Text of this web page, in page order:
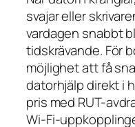
svajar eller
vardagen snabbt
tidskrävande. För
möjlighet att få
datorhjälp direkt i
pris med RUT-
Wi-Fi-